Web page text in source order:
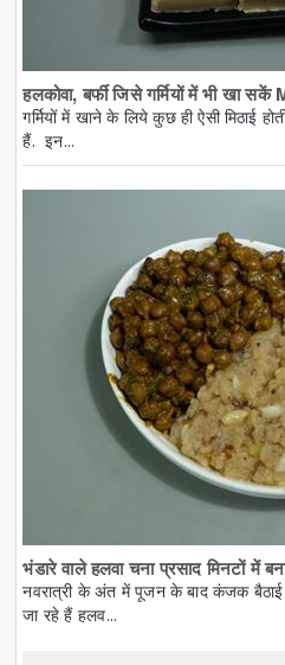
हलकोवा, बर्फी जिसे गर्मियों में भी खा
गर्मियों में खाने के लिये कुछ ही ऐसी मिठाई
हैं. इन...
भंडारे वाले हलवा चना प्रसाद मिनटों में
नवरात्री के अंत में पूजन के बाद कंजक
जा रहे हैं हलव...